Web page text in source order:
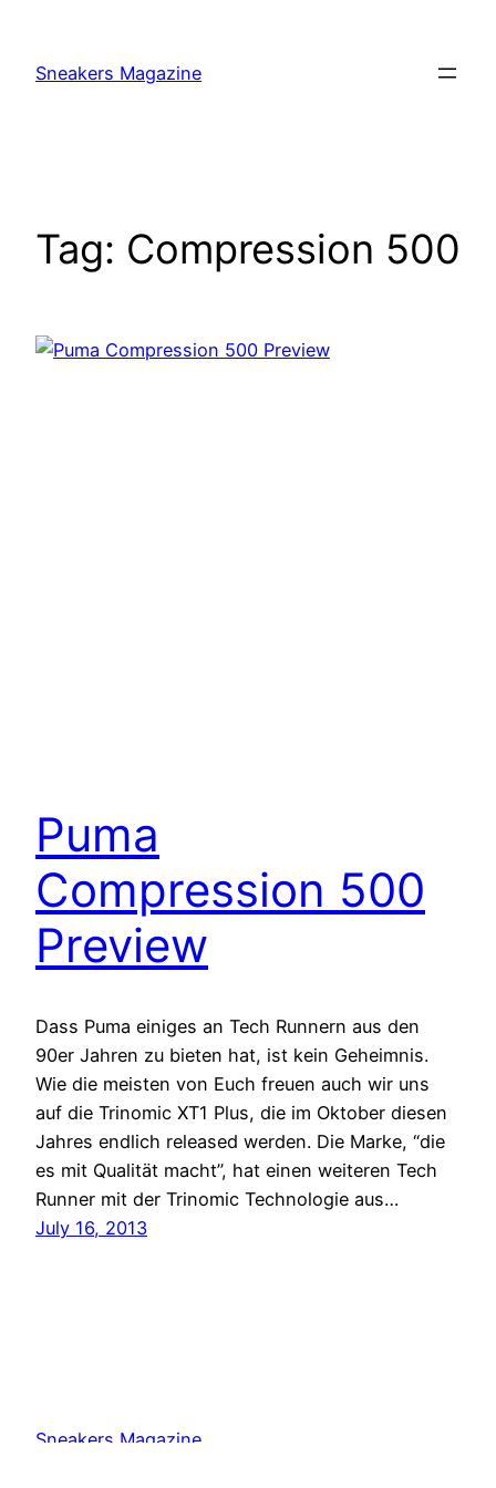
content
Sneakers Magazine
Tag: Compression 500
Puma
Compression 500
Preview
Dass Puma einiges an Tech Runnern aus den
90er Jahren zu bieten hat, ist kein Geheimnis.
Wie die meisten von Euch freuen auch wir uns
auf die Trinomic XT1 Plus, die im Oktober diesen
Jahres endlich released werden. Die Marke, “die
es mit Qualität macht”, hat einen weiteren Tech
Runner mit der Trinomic Technologie aus…
July 16, 2013
Sneakers Magazine